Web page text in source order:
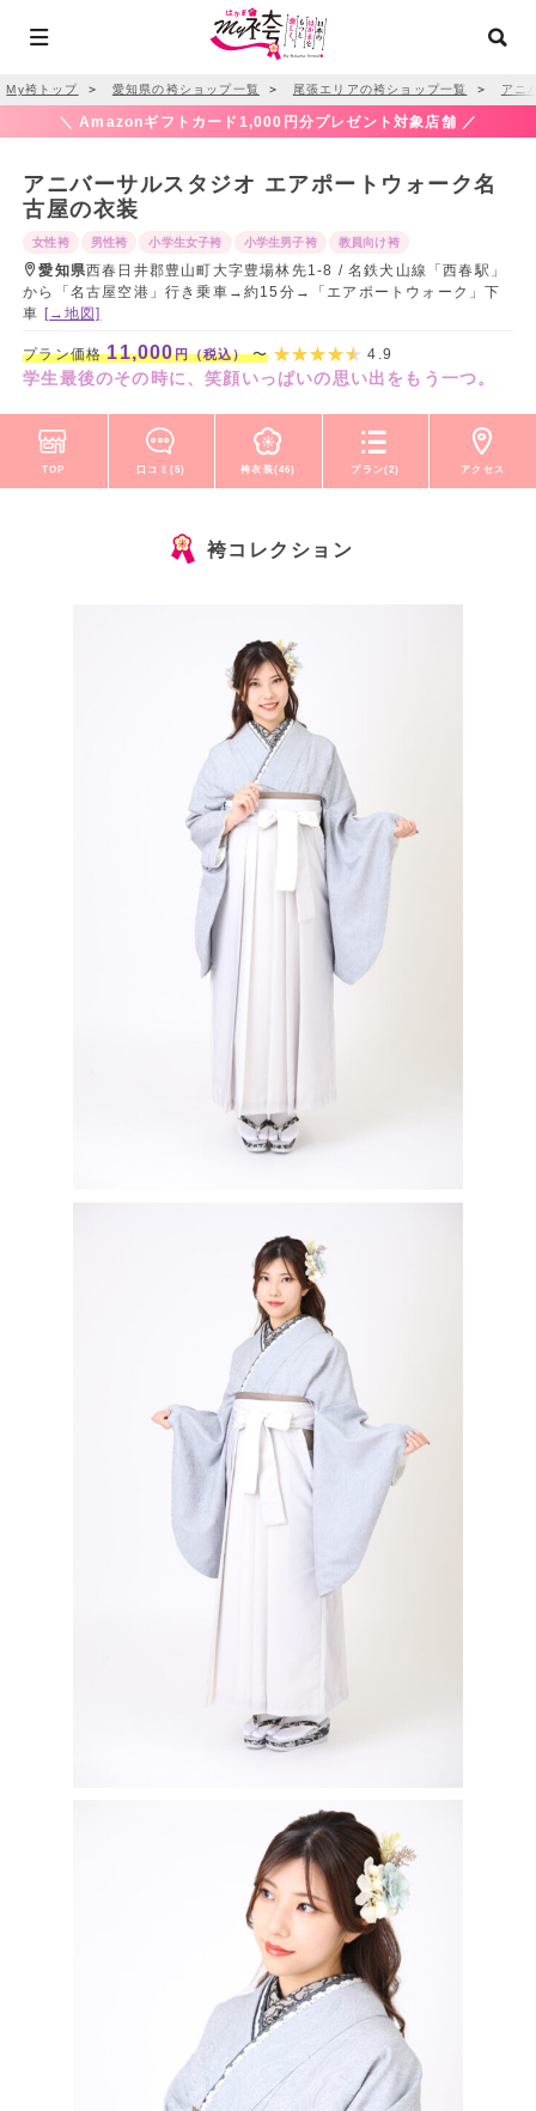
My袴トップ ＞ 愛知県の袴ショップ一覧 ＞ 尾張エリアの袴ショップ一覧 ＞ アニ
＼ Amazonギフトカード1,000円分プレゼント対象店舗 ／
アニバーサルスタジオ エアポートウォーク名
古屋の衣装
女性袴 男性袴 小学生女子袴 小学生男子袴 教員向け袴
愛知県西春日井郡豊山町大字豊場林先1-8 / 名鉄犬山線「西春駅」
から「名古屋空港」行き乗車→約15分→「エアポートウォーク」下
車 [→地図]
プラン価格11,000円（税込）〜 4.9
学生最後のその時に、笑顔いっぱいの思い出をもう一つ。
TOP 口コミ(5) 袴衣装(46) プラン(2) アクセス
袴コレクション